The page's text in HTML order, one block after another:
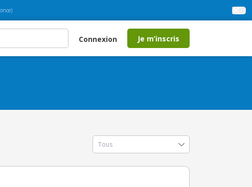
Connexion Je m’inscris